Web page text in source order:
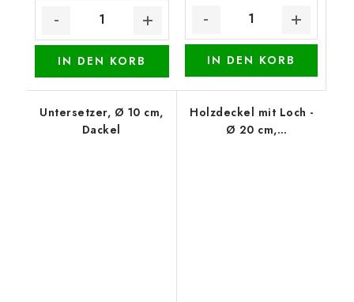
IN DEN KORB IN DEN KORB
Untersetzer, Ø 10 cm,
Dackel
Holzdeckel mit Loch -
Ø 20 cm,